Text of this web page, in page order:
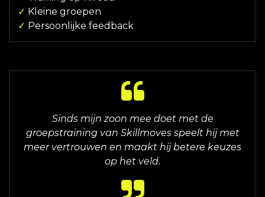
✓ Kleine groepen
✓ Persoonlijke feedback
Sinds mijn zoon mee doet met de
groepstraining van Skillmoves speelt hij met
meer vertrouwen en maakt hij betere keuzes
op het veld.